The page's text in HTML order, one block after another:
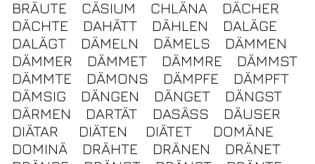
BRÄUTE
CÄSIUM CHLÄNA
DÄCHER
DÄCHTE
DAHÄTT DÄHLEN
DALÄGE
DALÄGT
DÄMELN DÄMELS
DÄMMEN
DÄMMER
DÄMMET DÄMMRE
DÄMMST
DÄMMTE
DÄMONS DÄMPFE
DÄMPFT
DÄMSIG
DÄNGEN DÄNGET
DÄNGST
DÄRMEN
DARTÄT DASÄSS
DÄUSER
DIÄTAR
DIÄTEN DIÄTET
DOMÄNE
DOMINÄ
DRÄHTE DRÄNEN
DRÄNET